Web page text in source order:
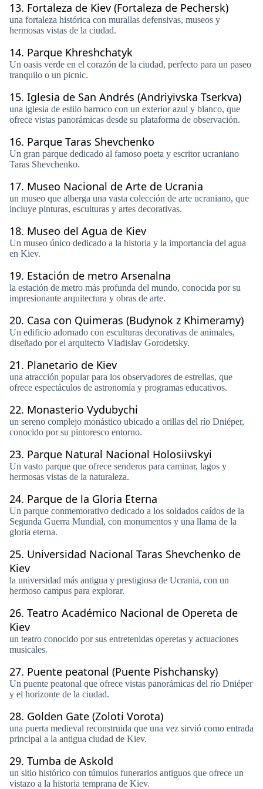
13. Fortaleza de Kiev (Fortaleza de Pechersk)
una fortaleza histórica con murallas defensivas, museos y
hermosas vistas de la ciudad.
14. Parque Khreshchatyk
Un oasis verde en el corazón de la ciudad, perfecto para un paseo
tranquilo o un picnic.
15. Iglesia de San Andrés (Andriyivska Tserkva)
una iglesia de estilo barroco con un exterior azul y blanco, que
ofrece vistas panorámicas desde su plataforma de observación.
16. Parque Taras Shevchenko
Un gran parque dedicado al famoso poeta y escritor ucraniano
Taras Shevchenko.
17. Museo Nacional de Arte de Ucrania
un museo que alberga una vasta colección de arte ucraniano, que
incluye pinturas, esculturas y artes decorativas.
18. Museo del Agua de Kiev
Un museo único dedicado a la historia y la importancia del agua
en Kiev.
19. Estación de metro Arsenalna
la estación de metro más profunda del mundo, conocida por su
impresionante arquitectura y obras de arte.
20. Casa con Quimeras (Budynok z Khimeramy)
Un edificio adornado con esculturas decorativas de animales,
diseñado por el arquitecto Vladislav Gorodetsky.
21. Planetario de Kiev
una atracción popular para los observadores de estrellas, que
ofrece espectáculos de astronomía y programas educativos.
22. Monasterio Vydubychi
un sereno complejo monástico ubicado a orillas del río Dniéper,
conocido por su pintoresco entorno.
23. Parque Natural Nacional Holosiivskyi
Un vasto parque que ofrece senderos para caminar, lagos y
hermosas vistas de la naturaleza.
24. Parque de la Gloria Eterna
Un parque conmemorativo dedicado a los soldados caídos de la
Segunda Guerra Mundial, con monumentos y una llama de la
gloria eterna.
25. Universidad Nacional Taras Shevchenko de
Kiev
la universidad más antigua y prestigiosa de Ucrania, con un
hermoso campus para explorar.
26. Teatro Académico Nacional de Opereta de
Kiev
un teatro conocido por sus entretenidas operetas y actuaciones
musicales.
27. Puente peatonal (Puente Pishchansky)
Un puente peatonal que ofrece vistas panorámicas del río Dniéper
y el horizonte de la ciudad.
28. Golden Gate (Zoloti Vorota)
una puerta medieval reconstruida que una vez sirvió como entrada
principal a la antigua ciudad de Kiev.
29. Tumba de Askold
un sitio histórico con túmulos funerarios antiguos que ofrece un
vistazo a la historia temprana de Kiev.